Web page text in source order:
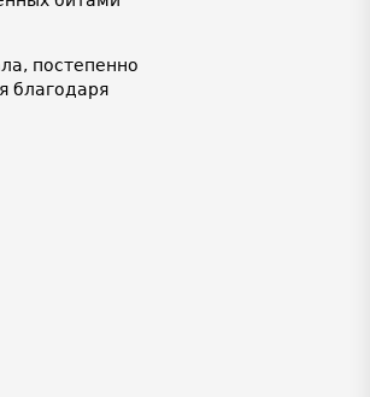
постепенно
благодаря